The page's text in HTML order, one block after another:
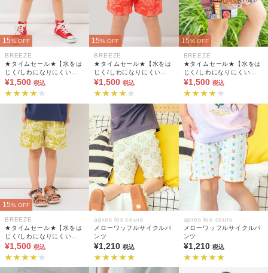
15% OFF
BREEZE
★タイムセール★【水をは
じく/しわになりにくい】
水陸両用パンツ 4分丈_UV
カット/撥水加工
¥1,500 税込
15% OFF
BREEZE
★タイムセール★【水をは
じく/しわになりにくい】
水陸両用パンツ 4分丈_UV
カット/撥水加工
¥1,500 税込
15% OFF
BREEZE
★タイムセール★【水をは
じく/しわになりにくい】
水陸両用パンツ 4分丈_UV
カット/撥水加工
¥1,500 税込
15% OFF
BREEZE
★タイムセール★【水をは
じく/しわになりにくい】
水陸両用パンツ 4分丈_UV
カット/撥水加工
¥1,500 税込
apres les cours
メローワッフルサイクルパ
ンツ
¥1,210税込
apres les cours
メローワッフルサイクルパ
ンツ
¥1,210 税込